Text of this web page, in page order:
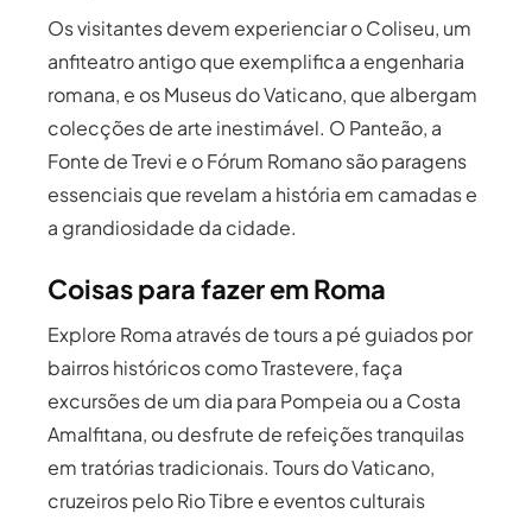
Os visitantes devem experienciar o Coliseu, um
anfiteatro antigo que exemplifica a engenharia
romana, e os Museus do Vaticano, que albergam
colecções de arte inestimável. O Panteão, a
Fonte de Trevi e o Fórum Romano são paragens
essenciais que revelam a história em camadas e
a grandiosidade da cidade.
Coisas para fazer em Roma
Explore Roma através de tours a pé guiados por
bairros históricos como Trastevere, faça
excursões de um dia para Pompeia ou a Costa
Amalfitana, ou desfrute de refeições tranquilas
em tratórias tradicionais. Tours do Vaticano,
cruzeiros pelo Rio Tibre e eventos culturais